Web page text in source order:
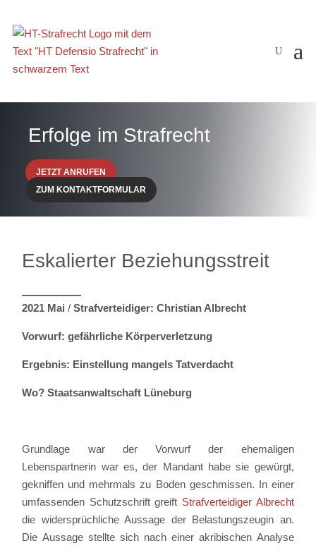
Erfolge im Strafrecht
JETZT ANRUFEN
ZUM KONTAKTFORMULAR
Eskalierter Beziehungsstreit
2021 Mai /Strafverteidiger: Christian Albrecht
Vorwurf: gefährliche Körperverletzung
Ergebnis: Einstellung mangels Tatverdacht
Wo? Staatsanwaltschaft Lüneburg
Grundlage war der Vorwurf der ehemaligen
Lebenspartnerin war es, der Mandant habe sie gewürgt,
gekniffen und mehrmals zu Boden geschmissen. In einer
umfassenden Schutzschrift greift Strafverteidiger Albrecht
die widersprüchliche Aussage der Belastungszeugin an.
Die Aussage stellte sich nach einer akribischen Analyse